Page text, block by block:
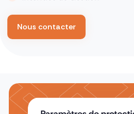
Nous contacter